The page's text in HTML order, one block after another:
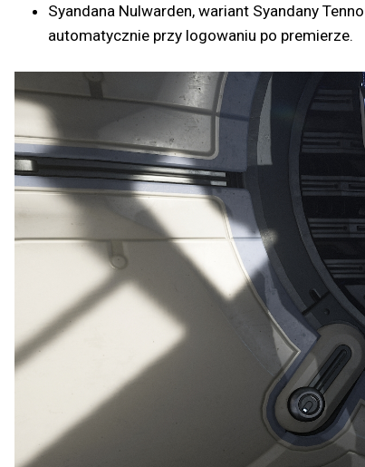
Syandana Nulwarden, wariant Syandany
automatycznie przy logowaniu po premierze.